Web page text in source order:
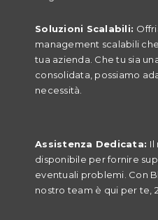
Soluzioni Scalabili:
management scalabili
tua azienda. Che tu sia
consolidata, possiamo
necessità.
Assistenza Dedicata: Il
disponibile per fornire
eventuali problemi. Con
nostro team è qui per te,